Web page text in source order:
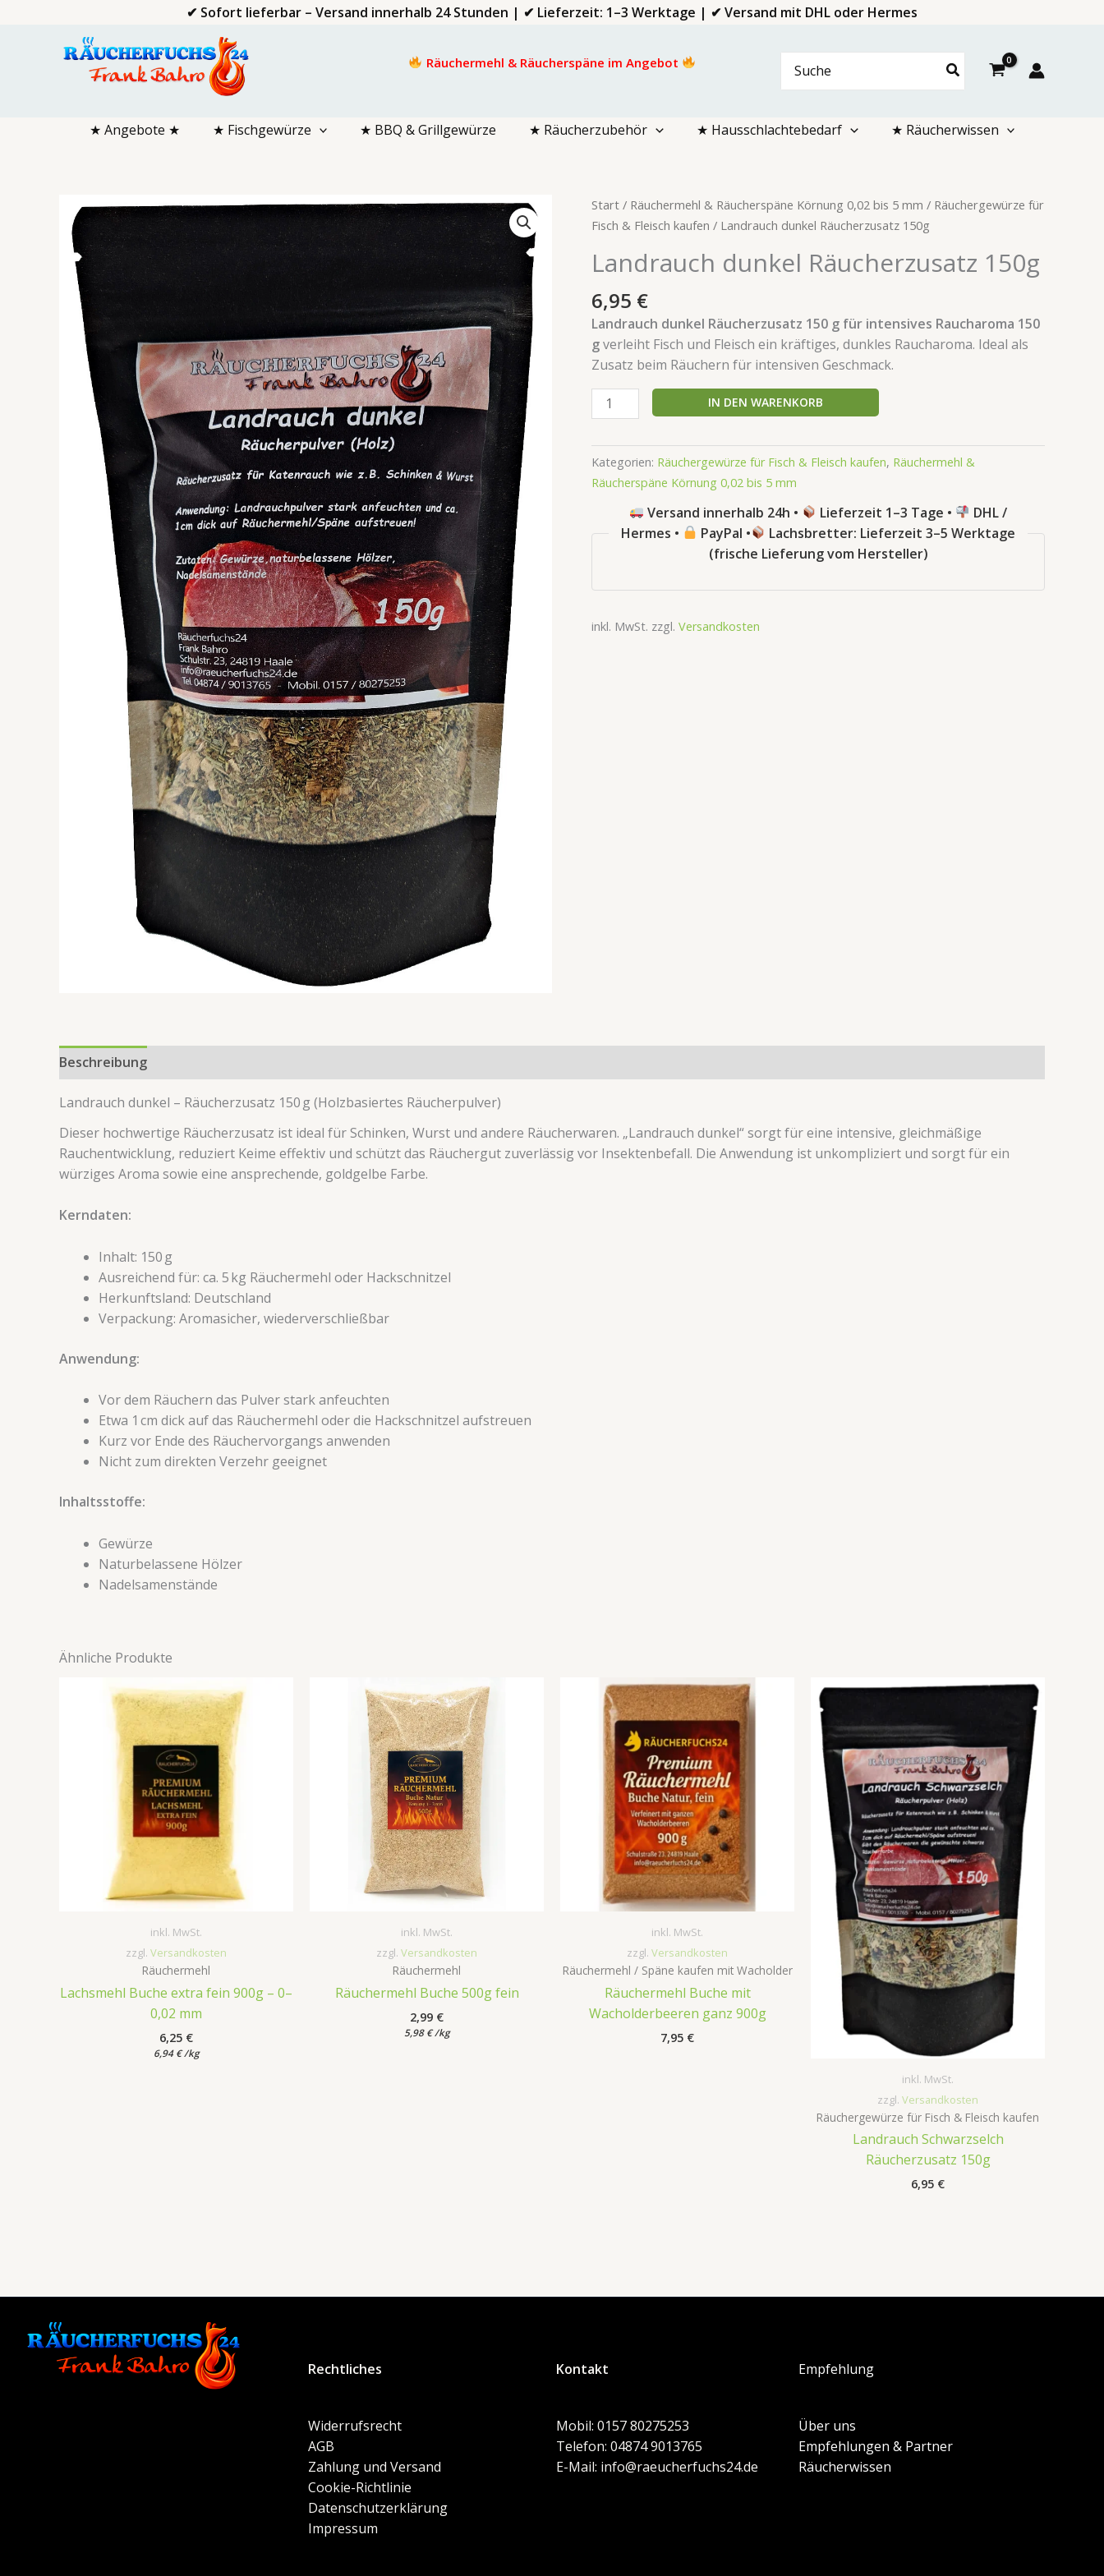
✔ Sofort lieferbar – Versand innerhalb 24 Stunden | ✔ Lieferzeit: 1–3 Werktage | ✔ Versand mit DHL oder Hermes
Räuchermehl & Räucherspäne im Angebot
for:
★ Angebote ★ ★ Fischgewürze ★ BBQ & Grillgewürze ★ Räucherzubehör ★ Hausschlachtebedarf ★ Räucherwissen
Start / Räuchermehl & Räucherspäne Körnung 0,02 bis 5 mm / Räuchergewürze für
Fisch & Fleisch kaufen / Landrauch dunkel Räucherzusatz 150g
Landrauch dunkel Räucherzusatz 150g
6,95 €
Landrauch dunkel Räucherzusatz 150 g für intensives Raucharoma 150
gverleiht Fisch und Fleisch ein kräftiges, dunkles Raucharoma. Ideal als
Zusatz beim Räuchern für intensiven Geschmack.
Landrauch
dunkel
150g
IN DEN WARENKORB
Kategorien: Räuchergewürze für Fisch & Fleisch kaufen, Räuchermehl &
Räucherspäne Körnung 0,02 bis 5 mm
Versand innerhalb 24h • Lieferzeit 1–3 Tage •
DHL /
Hermes •
PayPal •
Lachsbretter: Lieferzeit 3–5 Werktage
(frische Lieferung vom Hersteller)
inkl. MwSt. zzgl. Versandkosten
Beschreibung
Landrauch dunkel – Räucherzusatz 150 g (Holzbasiertes Räucherpulver)
Dieser hochwertige Räucherzusatz ist ideal für Schinken, Wurst und andere Räucherwaren. „Landrauch dunkel“ sorgt für eine intensive, gleichmäßige
Rauchentwicklung, reduziert Keime effektiv und schützt das Räuchergut zuverlässig vor Insektenbefall. Die Anwendung ist unkompliziert und sorgt für ein
würziges Aroma sowie eine ansprechende, goldgelbe Farbe.
Kerndaten:
Inhalt: 150 g
Ausreichend für: ca. 5 kg Räuchermehl oder Hackschnitzel
Herkunftsland: Deutschland
Verpackung: Aromasicher, wiederverschließbar
Anwendung:
Vor dem Räuchern das Pulver stark anfeuchten
Etwa 1 cm dick auf das Räuchermehl oder die Hackschnitzel aufstreuen
Kurz vor Ende des Räuchervorgangs anwenden
Nicht zum direkten Verzehr geeignet
Inhaltsstoffe:
Gewürze
Naturbelassene Hölzer
Nadelsamenstände
Ähnliche Produkte
inkl. MwSt.
zzgl. Versandkosten
Räuchermehl
Lachsmehl Buche extra fein 900g – 0–
0,02 mm
6,25 €
6,94 € /kg
inkl. MwSt.
zzgl. Versandkosten
Räuchermehl
Räuchermehl Buche 500g fein
2,99 €
5,98 € /kg
inkl. MwSt.
zzgl. Versandkosten
Räuchermehl / Späne kaufen mit Wacholder
Räuchermehl Buche mit
Wacholderbeeren ganz 900g
7,95 €
inkl. MwSt.
zzgl. Versandkosten
Räuchergewürze für Fisch & Fleisch kaufen
Landrauch Schwarzselch
Räucherzusatz 150g
6,95 €
Rechtliches
Widerrufsrecht
AGB
Zahlung und Versand
Cookie-Richtlinie
Datenschutzerklärung
Impressum
Kontakt
Mobil: 0157 80275253
Telefon: 04874 9013765
E-Mail: info@raeucherfuchs24.de
Empfehlung
Über uns
Empfehlungen & Partner
Räucherwissen